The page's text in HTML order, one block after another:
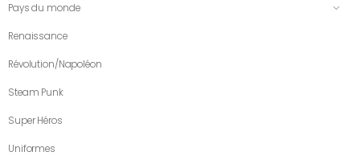
Pays du monde
Renaissance
Révolution/Napoléon
Steam Punk
Super Héros
Uniformes